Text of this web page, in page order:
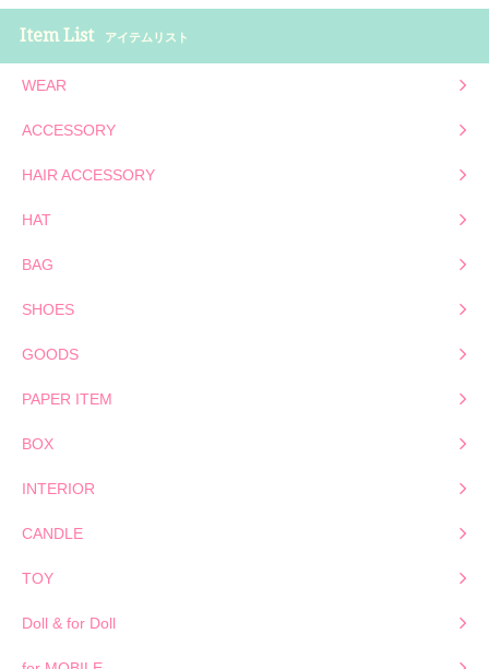
Item List アイテムリスト
WEAR
ACCESSORY
HAIR ACCESSORY
HAT
BAG
SHOES
GOODS
PAPER ITEM
BOX
INTERIOR
CANDLE
TOY
Doll & for Doll